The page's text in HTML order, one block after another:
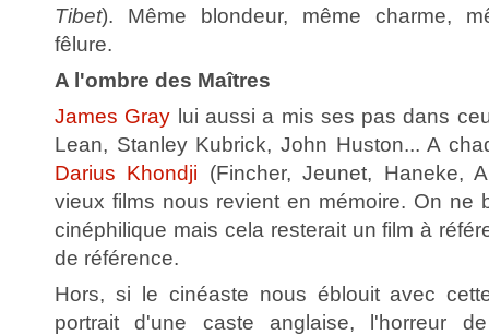
Tibet). Même blondeur, même charme,
fêlure.
A l'ombre des Maîtres
James Gray lui aussi a mis ses pas dans
Lean, Stanley Kubrick, John Huston... A
Darius Khondji (Fincher, Jeunet, Haneke,
vieux films nous revient en mémoire. On ne
cinéphilique mais cela resterait un film à
de référence.
Hors, si le cinéaste nous éblouit avec
portrait d'une caste anglaise, l'horreur